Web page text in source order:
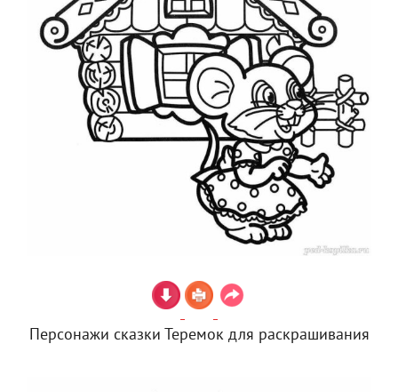
Персонажи сказки Теремок для раскрашивания